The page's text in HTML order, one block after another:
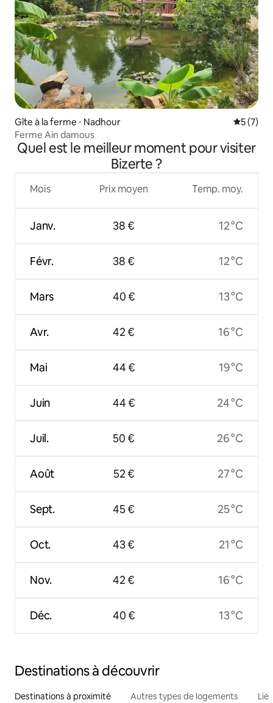
Gîte à la ferme ⋅ Nadhour
5 (7)
Ferme Ain damous
Quel est le meilleur moment pour visiter
Bizerte ?
Mois
Janv.
Févr.
Mars
Avr.
Mai
Juin
Juil.
Août
Sept.
Oct.
Nov.
Déc.
Prix moyen
38 €
38 €
40 €
42 €
44 €
44 €
50 €
52 €
45 €
43 €
42 €
40 €
Temp. moy.
12 °C
12 °C
13 °C
16 °C
19 °C
24 °C
26 °C
27 °C
25 °C
21 °C
16 °C
13 °C
Destinations à découvrir
Destinations à proximité Autres types de logements